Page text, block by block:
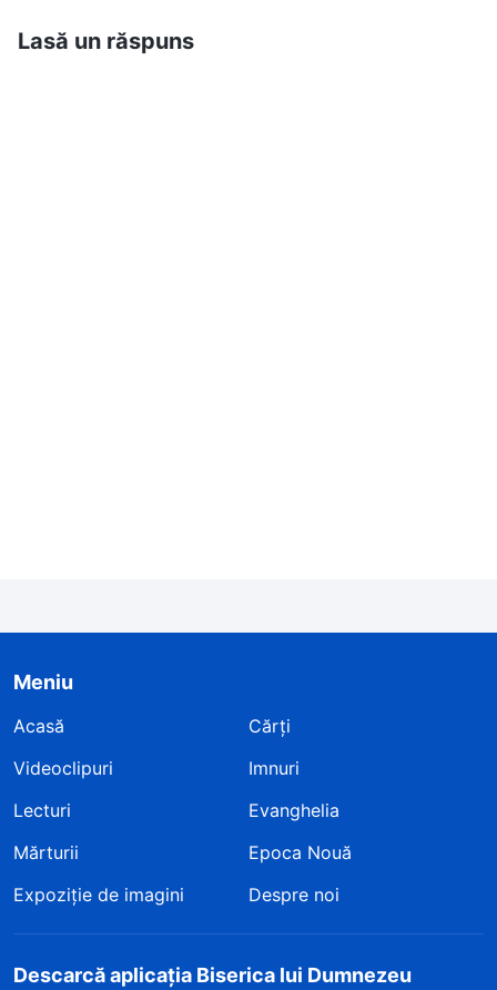
înseamnă autoritatea unică a lui Dumnezeu.
Lasă un răspuns
Meniu
Acasă
Cărți
Videoclipuri
Imnuri
Lecturi
Evanghelia
Mărturii
Epoca Nouă
Expoziție de imagini
Despre noi
Descarcă aplicația Biserica lui Dumnezeu